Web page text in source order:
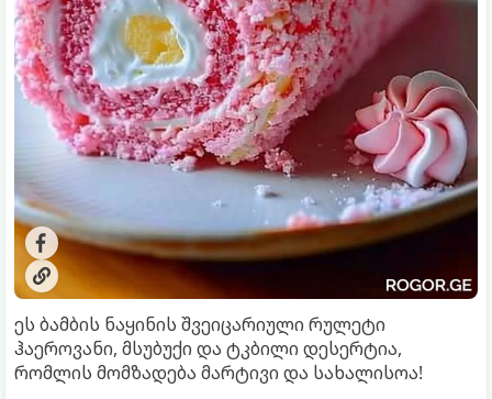
ეს ბამბის ნაყინის შვეიცარიული რულეტი
ჰაეროვანი, მსუბუქი და ტკბილი დესერტია,
რომლის მომზადება მარტივი და სახალისოა!